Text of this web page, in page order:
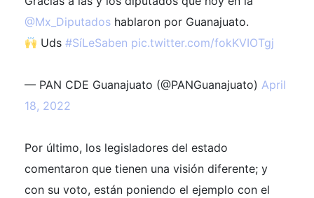
@Mx_Diputados hablaron por Guanajuato.
Uds#SíLeSaben pic.twitter.com/fokKVIOTgj
— PAN CDE Guanajuato (@PANGuanajuato) April
18, 2022
Por último, los legisladores del estado
comentaron que tienen una visión diferente; y
con su voto, están poniendo el ejemplo con el